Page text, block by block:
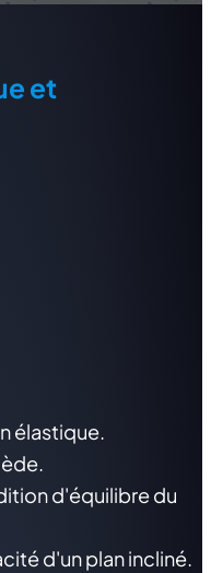
et
élastique.
d'équilibre du
d'un plan incliné.